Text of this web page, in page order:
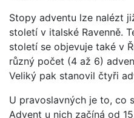
Stopy adventu lze nalézt
století v italské Ravenně.
století se objevuje také v
různý počet (4 až 6)
Veliký pak stanovil čtyři
U pravoslavných je to, co
Advent u nich začíná od